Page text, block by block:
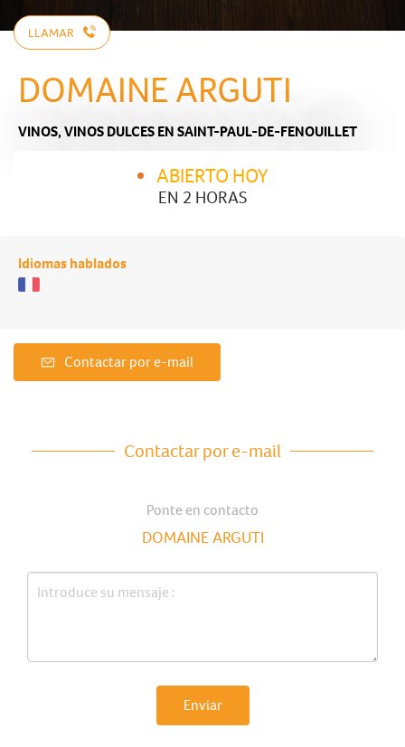
LLAMAR
DOMAINE ARGUTI
VINOS,VINOS DULCESEN SAINT-PAUL-DE-FENOUILLET
ABIERTO HOY
EN 2 HORAS
Idiomas hablados
Contactar por e-mail
Contactar por e-mail
Ponte en contacto
DOMAINE ARGUTI
Enviar